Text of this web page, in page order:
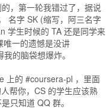
，第一轮我错过了，据说
名字 SK (缩写，阿三名字
学生时候的 TA 还是同学来
一的遗憾是没讲
的脑袋想爆炸。
上的 #coursera-pl ，里面
帮你，CS 的学生应该熟
只知道 QQ 群。